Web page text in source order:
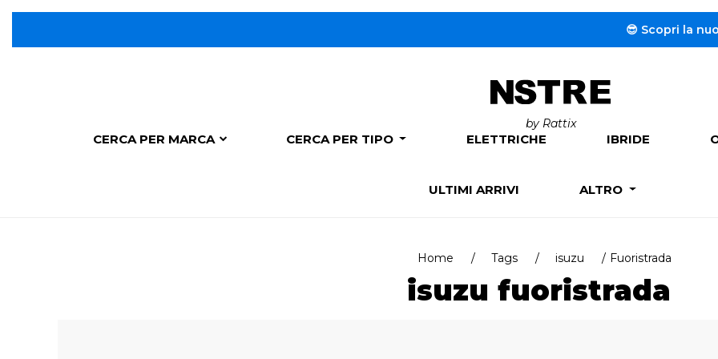
😎 Scopri la nuova
by Rattix
CERCA PER MARCA CERCA PER TIPO ELETTRICHE IBRIDE
ULTIMI ARRIVI ALTRO
Home Tags isuzu Fuoristrada
isuzu fuoristrada